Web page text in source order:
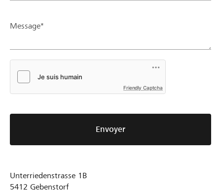
Message*
Friendly Captcha
Envoyer
Unterriedenstrasse 1B
5412 Gebenstorf